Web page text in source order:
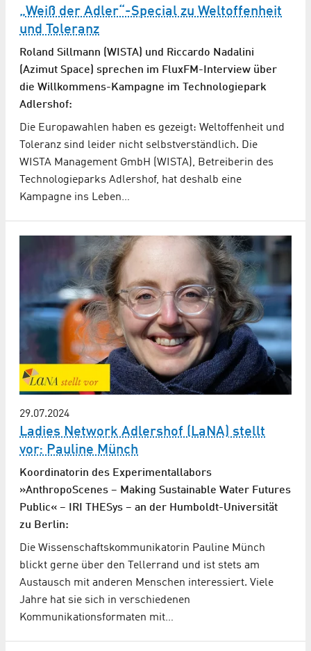
„Weiß der Adler“-Special zu Weltoffenheit
und Toleranz
Roland Sillmann (WISTA) und Riccardo Nadalini
(Azimut Space) sprechen im FluxFM-Interview über
die Willkommens-Kampagne im Technologiepark
Adlershof:
Die Europawahlen haben es gezeigt: Weltoffenheit und
Toleranz sind leider nicht selbstverständlich. Die
WISTA Management GmbH (WISTA), Betreiberin des
Technologieparks Adlershof, hat deshalb eine
Kampagne ins Leben…
29.07.2024
Ladies Network Adlershof (LaNA) stellt
vor: Pauline Münch
Koordinatorin des Experimentallabors
»AnthropoScenes – Making Sustainable Water Futures
Public« – IRI THESys – an der Humboldt-Universität
zu Berlin:
Die Wissenschaftskommunikatorin Pauline Münch
blickt gerne über den Tellerrand und ist stets am
Austausch mit anderen Menschen interessiert. Viele
Jahre hat sie sich in verschiedenen
Kommunikationsformaten mit…